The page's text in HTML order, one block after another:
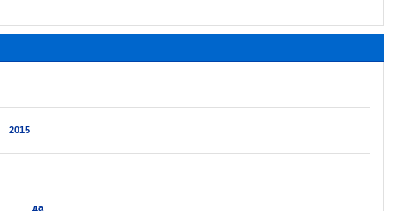
2015
да